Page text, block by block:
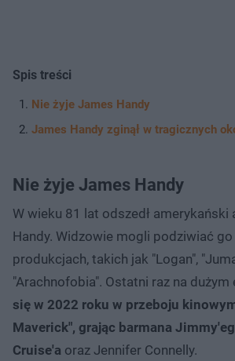
Spis treści
Nie żyje James Handy
James Handy zginął w tragicznych
Nie żyje James Handy
W wieku 81 lat odszedł amerykański
Handy. Widzowie mogli podziwiać go
produkcjach, takich jak "Logan",
"Arachnofobia". Ostatni raz na dużym
się w 2022 roku w przeboju
Maverick", grając barmana
Cruise'a oraz Jennifer Connelly.